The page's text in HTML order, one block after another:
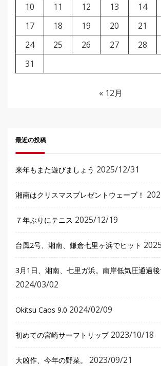
10
11 12 13 14
17
18 19 20 21
24
25 26 27 28
31
« 12月
最近の投稿
来年もまた遊びましょう 2025/12/31
湘南はクリスマスプレゼントウェーブ！
７年ぶりにテニス 2025/12/19
台風2号、湘南、鎌倉七里ヶ浜でヒット
3月1日、湘南、七里ガ浜。南岸低気圧通過
2024/03/02
Okitsu Caos 9.0 2024/02/09
初めての宮崎サーフトリップ 2023/10/18
大凶作、今年の野菜。 2023/09/21